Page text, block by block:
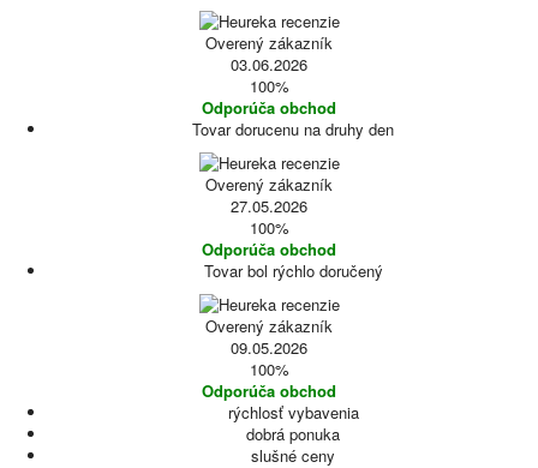
Overený zákazník
03.06.2026
100%
Odporúča obchod
Tovar dorucenu na druhy den
Overený zákazník
27.05.2026
100%
Odporúča obchod
Tovar bol rýchlo doručený
Overený zákazník
09.05.2026
100%
Odporúča obchod
rýchlosť vybavenia
dobrá ponuka
slušné ceny